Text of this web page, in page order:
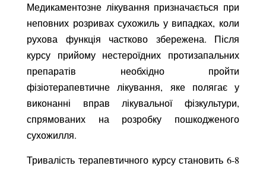
Медикаментозне лікування призначається при
неповних розривах сухожиль у випадках, коли
рухова функція частково збережена. Після
курсу прийому нестероїдних протизапальних
препаратів необхідно пройти
фізіотерапевтичне лікування, яке полягає у
виконанні вправ лікувальної фізкультури,
спрямованих на розробку пошкодженого
сухожилля.
Тривалість терапевтичного курсу становить 6-8